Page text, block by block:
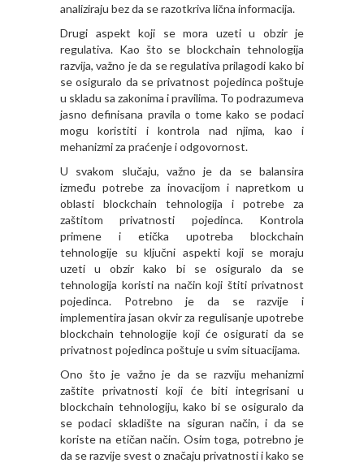
analiziraju bez da se razotkriva lična informacija.
Drugi aspekt koji se mora uzeti u obzir je
regulativa. Kao što se blockchain tehnologija
razvija, važno je da se regulativa prilagodi kako bi
se osiguralo da se privatnost pojedinca poštuje
u skladu sa zakonima i pravilima. To podrazumeva
jasno definisana pravila o tome kako se podaci
mogu koristiti i kontrola nad njima, kao i
mehanizmi za praćenje i odgovornost.
U svakom slučaju, važno je da se balansira
između potrebe za inovacijom i napretkom u
oblasti blockchain tehnologija i potrebe za
zaštitom privatnosti pojedinca. Kontrola
primene i etička upotreba blockchain
tehnologije su ključni aspekti koji se moraju
uzeti u obzir kako bi se osiguralo da se
tehnologija koristi na način koji štiti privatnost
pojedinca. Potrebno je da se razvije i
implementira jasan okvir za regulisanje upotrebe
blockchain tehnologije koji će osigurati da se
privatnost pojedinca poštuje u svim situacijama.
Ono što je važno je da se razviju mehanizmi
zaštite privatnosti koji će biti integrisani u
blockchain tehnologiju, kako bi se osiguralo da
se podaci skladište na siguran način, i da se
koriste na etičan način. Osim toga, potrebno je
da se razvije svest o značaju privatnosti i kako se